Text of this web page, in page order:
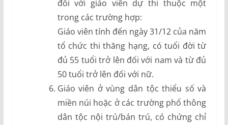
đối với giáo viên dự thi thuộc một
trong các trường hợp:
Giáo viên tính đến ngày 31/12 của năm
tổ chức thi thăng hạng, có tuổi đời từ
đủ 55 tuổi trở lên đối với nam và từ đủ
50 tuổi trở lên đối với nữ.
Giáo viên ở vùng dân tộc thiểu số và
miền núi hoặc ở các trường phổ thông
dân tộc nội trú/bán trú, có chứng chỉ